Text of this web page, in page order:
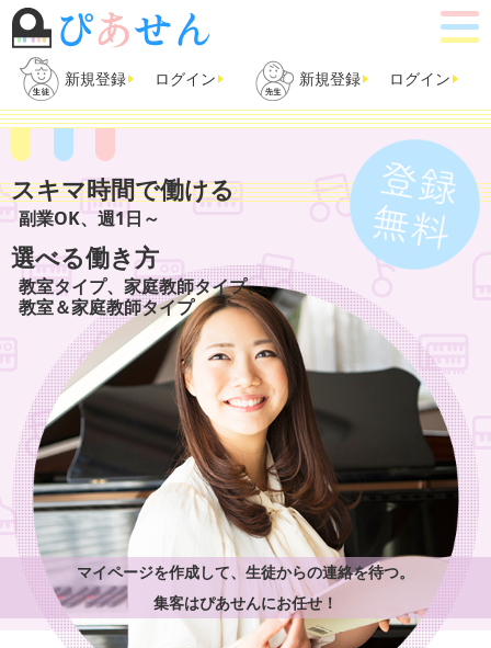
新規登録 ログイン 新規登録 ログイン
スキマ時間で働ける
副業OK、週1日～
選べる働き方
教室タイプ、家庭教師タイプ、
教室＆家庭教師タイプ
マイページを作成して、生徒からの連絡を待つ。
集客はぴあせんにお任せ！